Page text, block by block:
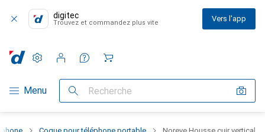
digitec
Trouvez et commandez plus vite Vers l'app
Navigation par catégorie
Menu Recherche
Paramètres
Compte client
Listes de comparaison
Listes d'envies
Panier